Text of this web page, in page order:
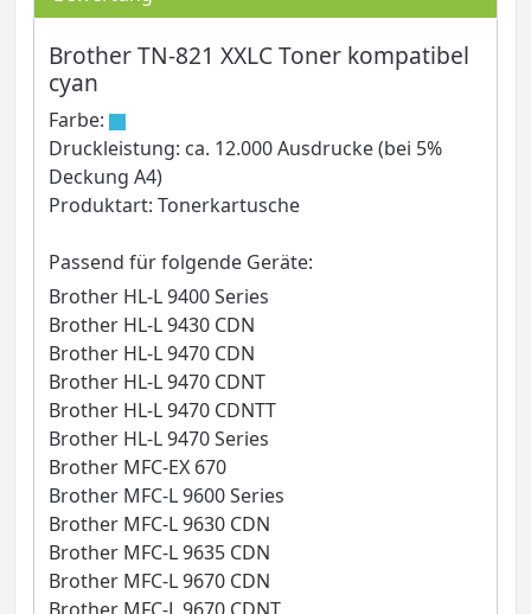
Brother TN-821 XXLC Toner kompatibel
cyan
Farbe:
Druckleistung: ca. 12.000 Ausdrucke (bei 5%
Deckung A4)
Produktart: Tonerkartusche
Passend für folgende Geräte:
Brother HL-L 9400 Series
Brother HL-L 9430 CDN
Brother HL-L 9470 CDN
Brother HL-L 9470 CDNT
Brother HL-L 9470 CDNTT
Brother HL-L 9470 Series
Brother MFC-EX 670
Brother MFC-L 9600 Series
Brother MFC-L 9630 CDN
Brother MFC-L 9635 CDN
Brother MFC-L 9670 CDN